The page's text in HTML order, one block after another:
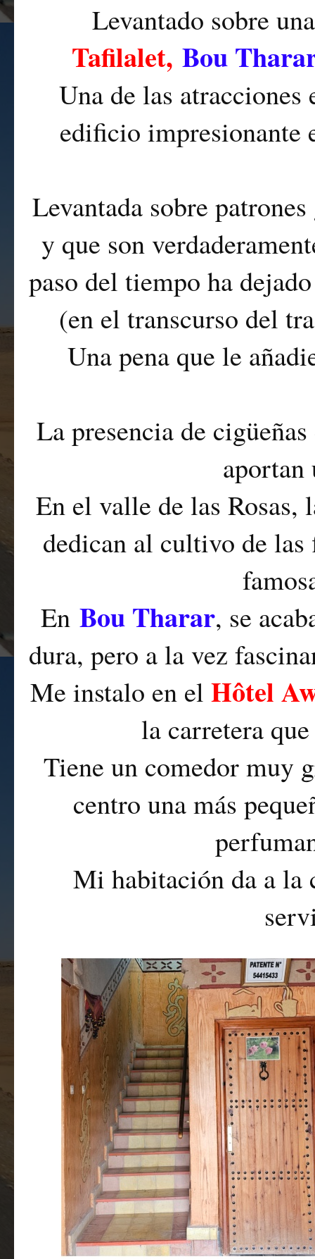
Levantado sobre
Tafilalet, Bou
Una de las atracciones
edificio impresionante
Levantada sobre
y que son
paso del tiempo ha
(en el transcurso del
Una pena que le
La presencia de
aportan
En el valle de las Rosas,
dedican al cultivo de las
En Bou Tharar, se
dura, pero a la vez
Me instalo en el Hôtel
la carretera
Tiene un comedor muy
centro una más
Mi habitación da a la